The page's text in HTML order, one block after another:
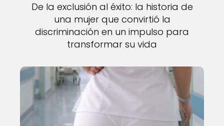
De la exclusión al éxito: la historia de
una mujer que convirtió la
discriminación en un impulso para
transformar su vida